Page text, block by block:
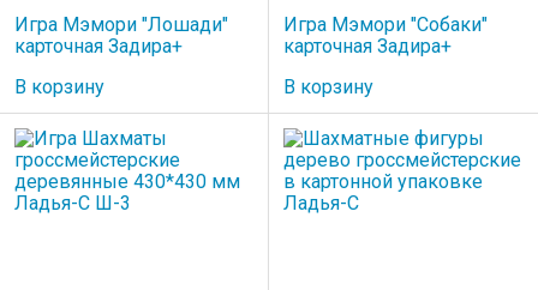
Игра Мэмори "Лошади"
карточная Задира+
В корзину
Игра Мэмори "Собаки"
карточная Задира+
В корзину